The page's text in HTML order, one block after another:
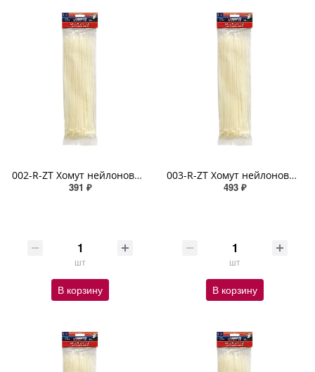
002-R-ZT Хомут нейлоновый белый (3,6 мм х 300 мм х 100 шт)
391 ₽
шт
В корзину
003-R-ZT Хомут нейлоновый белый (4,8 мм х 300 мм х 100 шт)
493 ₽
шт
В корзину